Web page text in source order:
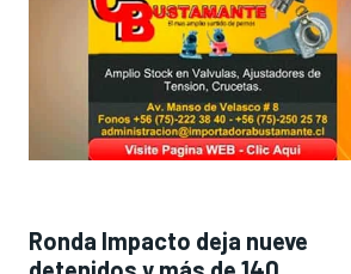
Ronda Impacto deja nueve